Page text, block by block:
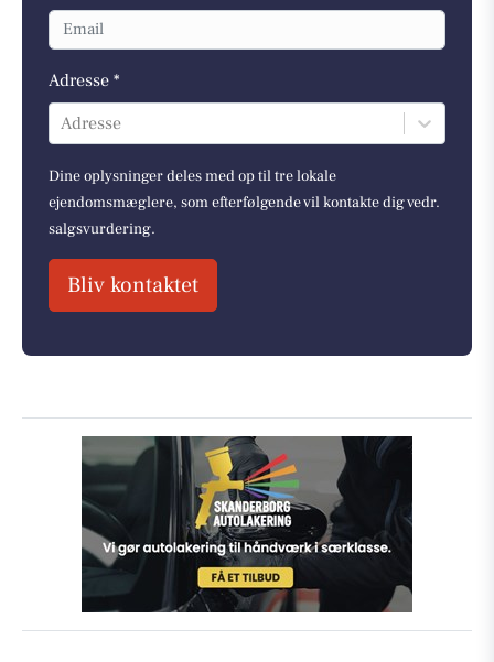
Adresse *
Adresse
Dine oplysninger deles med op til tre lokale
ejendomsmæglere, som efterfølgende vil kontakte dig vedr.
salgsvurdering.
Bliv kontaktet